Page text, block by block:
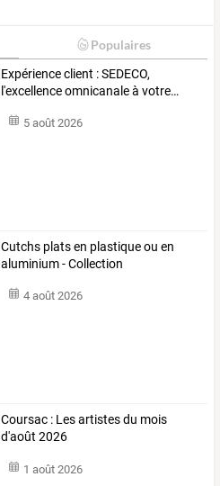
Populaires
Expérienceclient :SEDECO,
l'excellenceomnicanaleà votre…
5 août 2026
Cutchs plats en plastique ou en
aluminium - Collection
4 août 2026
Coursac : Les artistes du mois
d'août 2026
1 août 2026